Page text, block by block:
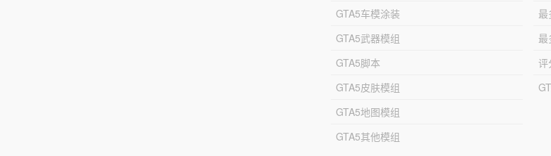
GTA5车模涂装
GTA5武器模组
GTA5脚本
GTA5皮肤模组
GTA5地图模组
GTA5其他模组
评